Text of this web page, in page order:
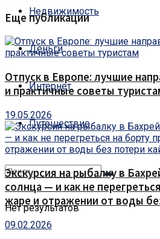
Недвижимость
Деньги
Интернет
Путешествие
Нет результатов
Еще публикации
Отпуск в Европе: лучшие
и практичные советы
19.05.2026
Экскурсия на рыбалку в
солнца — и как не
жаре и отражении от воды
09.02.2026